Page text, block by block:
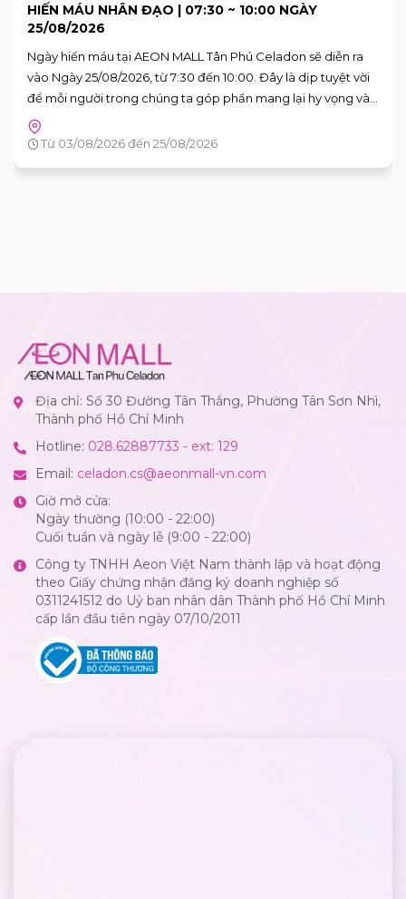
SKY: CHILDREN OF THE LIGHT TRẢI NGHIỆM KHÔNG
GIAN NGHỆ THUẬT "VAN GOGH THƯƠNG MẾN"
Bạn đã sẵn sàng để bước vào những bức họa của Van Gogh
chưa?
Từ 15/08/2026 đến 16/08/2026
Địa chỉ: Số 30 Đường Tân Thắng, Phường Tân Sơn Nhì,
Thành phố Hồ Chí Minh
Hotline: 028.62887733 - ext: 129
Email: celadon.cs@aeonmall-vn.com
Giờ mở cửa:
Ngày thường (10:00 - 22:00)
Cuối tuần và ngày lễ (9:00 - 22:00)
Công ty TNHH Aeon Việt Nam thành lập và hoạt động
theo Giấy chứng nhận đăng ký doanh nghiệp số
0311241512 do Uỷ ban nhân dân Thành phố Hồ Chí Minh
cấp lần đầu tiên ngày 07/10/2011